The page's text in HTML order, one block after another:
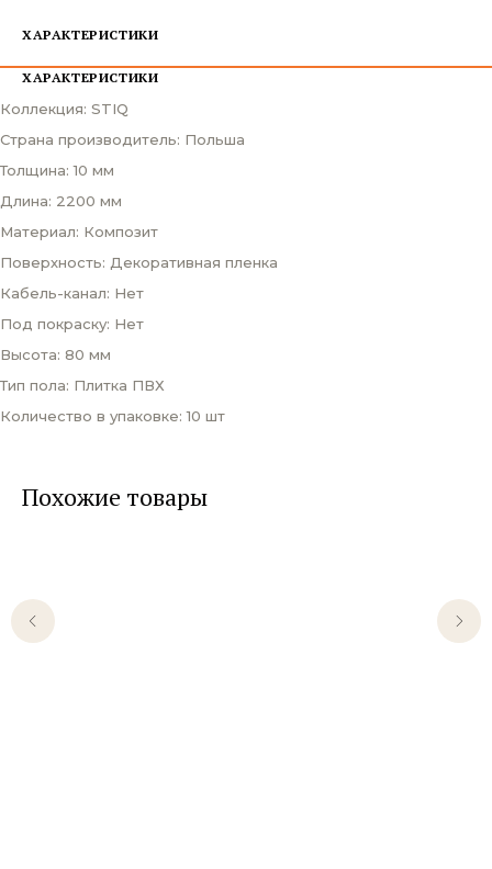
ХАРАКТЕРИСТИКИ
ХАРАКТЕРИСТИКИ
Коллекция: STIQ
Страна производитель: Польша
Толщина: 10 мм
Длина: 2200 мм
Материал: Композит
Поверхность: Декоративная пленка
Кабель-канал: Нет
Под покраску: Нет
Высота: 80 мм
Тип пола: Плитка ПВХ
Количество в упаковке: 10 шт
Похожие товары